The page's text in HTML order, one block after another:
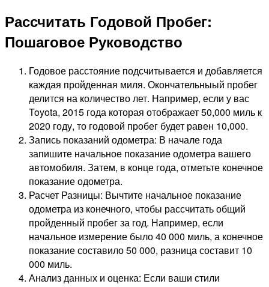
Рассчитать Годовой Пробег:
Пошаговое Руководство
Годовое расстояние подсчитывается и добавляется
каждая пройденная миля. Окончательныый пробег
делится на количество лет. Например, если у вас
Toyota, 2015 года которая отображает 50,000 миль к
2020 году, то годовой пробег будет равен 10,000.
Запись показаний одометра: В начале года
запишите начальное показание одометра вашего
автомобиля. Затем, в конце года, отметьте конечное
показание одометра.
Расчет Разницы: Вычтите начальное показание
одометра из конечного, чтобы рассчитать общий
пройденный пробег за год. Например, если
начальное измерение было 40 000 миль, а конечное
показание составило 50 000, разница составит 10
000 миль.
Анализ данных и оценка: Если ваши стили